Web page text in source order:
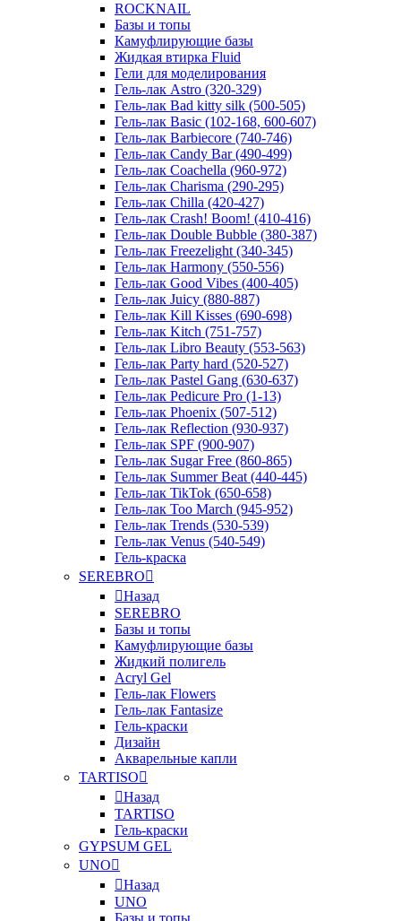
ROCKNAIL
Базы и топы
Камуфлирующие базы
Жидкая втирка Fluid
Гели для моделирования
Гель-лак Astro (320-329)
Гель-лак Bad kitty silk (500-505)
Гель-лак Basic (102-168, 600-607)
Гель-лак Barbiecore (740-746)
Гель-лак Candy Bar (490-499)
Гель-лак Coachella (960-972)
Гель-лак Charisma (290-295)
Гель-лак Chilla (420-427)
Гель-лак Crash! Boom! (410-416)
Гель-лак Double Bubble (380-387)
Гель-лак Freezelight (340-345)
Гель-лак Harmony (550-556)
Гель-лак Good Vibes (400-405)
Гель-лак Juicy (880-887)
Гель-лак Kill Kisses (690-698)
Гель-лак Kitch (751-757)
Гель-лак Libro Beauty (553-563)
Гель-лак Party hard (520-527)
Гель-лак Pastel Gang (630-637)
Гель-лак Pedicure Pro (1-13)
Гель-лак Phoenix (507-512)
Гель-лак Reflection (930-937)
Гель-лак SPF (900-907)
Гель-лак Sugar Free (860-865)
Гель-лак Summer Beat (440-445)
Гель-лак TikTok (650-658)
Гель-лак Too March (945-952)
Гель-лак Trends (530-539)
Гель-лак Venus (540-549)
Гель-краска
SEREBRO
Назад
SEREBRO
Базы и топы
Камуфлирующие базы
Жидкий полигель
Acryl Gel
Гель-лак Flowers
Гель-лак Fantasize
Гель-краски
Дизайн
Акварельные капли
TARTISO
Назад
TARTISO
Гель-краски
GYPSUM GEL
UNO
Назад
UNO
Базы и топы